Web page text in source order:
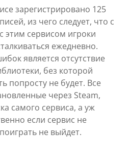
зарегистрировано 125
из чего следует, что с
этим сервисом игроки
ежедневно.
является отсутствие
без которой
попросту не будет. Все
через Steam,
самого сервиса, а уж
если сервис не
не выйдет.